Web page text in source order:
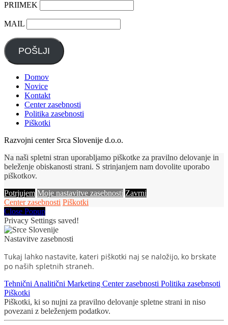
PRIIMEK
MAIL
POŠLJI
Domov
Novice
Kontakt
Center zasebnosti
Politika zasebnosti
Piškotki
Razvojni center Srca Slovenije d.o.o.
Na naši spletni stran uporabljamo piškotke za pravilno delovanje in
beleženje obiskanosti strani. S strinjanjem nam dovolite uporabo
piškotkov.
Potrjujem Moje nastavitve zasebnosti Zavrni
Center zasebnosti Piškotki
Close Popup
Privacy Settings saved!
Nastavitve zasebnosti
Tukaj lahko nastavite, kateri piškotki naj se naložijo, ko brskate
po naših spletnih straneh.
Tehnični Analitični Marketing Center zasebnosti Politika zasebnsoti
Piškotki
Piškotki, ki so nujni za pravilno delovanje spletne strani in niso
povezani z beleženjem podatkov.